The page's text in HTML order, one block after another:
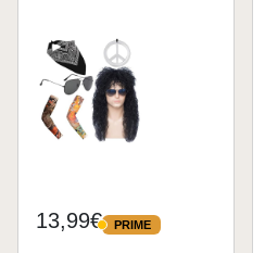
Hombre Años 80,...
13,99€ PRIME
PRIME